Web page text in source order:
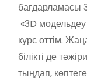
бағдарламасы
«3D
курс өттім.
білікті де
тыңдап,